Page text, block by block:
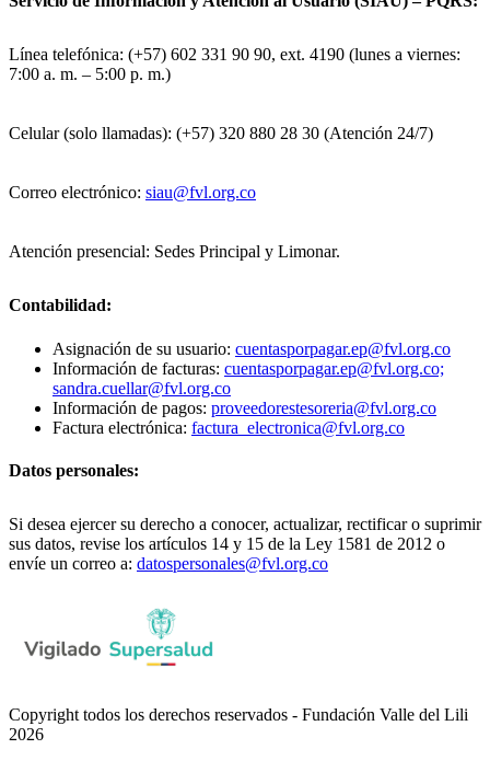
Línea telefónica: (+57) 602 331 90 90, ext. 4190 (lunes a viernes:
7:00 a. m. – 5:00 p. m.)
Celular (solo llamadas): (+57) 320 880 28 30 (Atención 24/7)
Correo electrónico: siau@fvl.org.co
Atención presencial: Sedes Principal y Limonar.
Contabilidad:
Asignación de su usuario: cuentasporpagar.ep@fvl.org.co
Información de facturas: cuentasporpagar.ep@fvl.org.co;
sandra.cuellar@fvl.org.co
Información de pagos: proveedorestesoreria@fvl.org.co
Factura electrónica: factura_electronica@fvl.org.co
Datos personales:
Si desea ejercer su derecho a conocer, actualizar, rectificar o suprimir
sus datos, revise los artículos 14 y 15 de la Ley 1581 de 2012 o
envíe un correo a: datospersonales@fvl.org.co
Copyright todos los derechos reservados - Fundación Valle del Lili
2026